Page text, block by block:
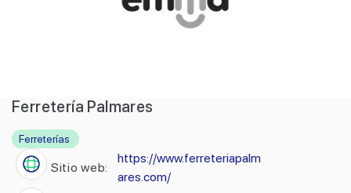
Ferretería Palmares
Ferreterías
Sitio web:
https://www.ferreteriapalm
ares.com/